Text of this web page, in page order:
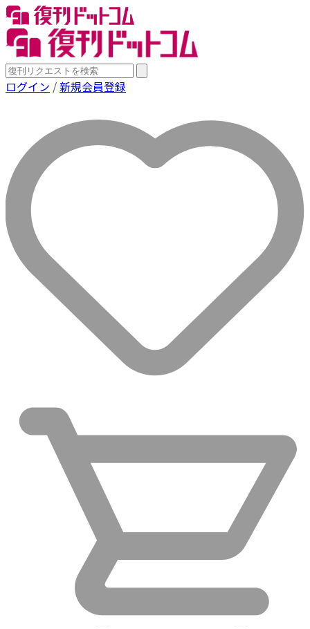
ログイン /新規会員登録